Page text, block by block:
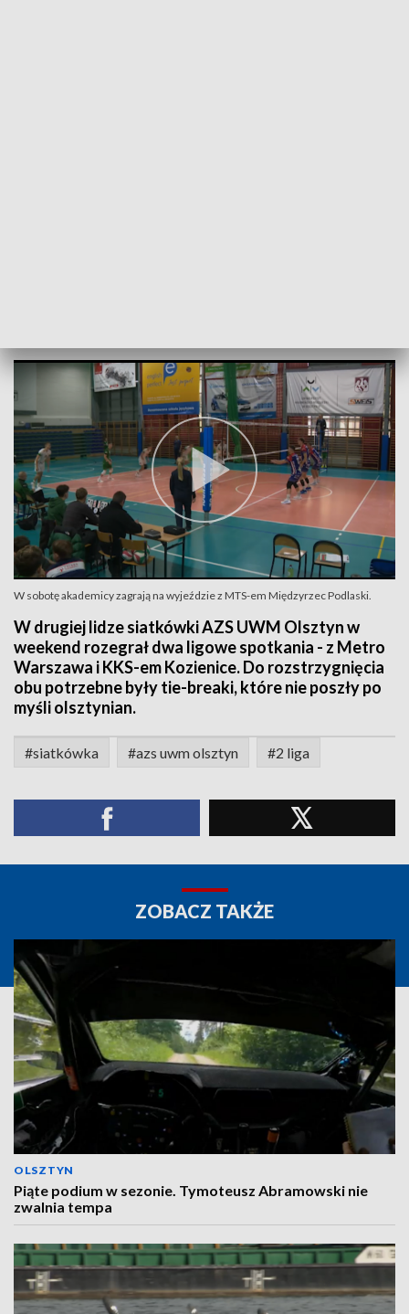
W sobotę akademicy zagrają na wyjeździe z MTS-em Międzyrzec Podlaski.
W drugiej lidze siatkówki AZS UWM Olsztyn w
weekend rozegrał dwa ligowe spotkania - z Metro
Warszawa i KKS-em Kozienice. Do rozstrzygnięcia
obu potrzebne były tie-breaki, które nie poszły po
myśli olsztynian.
#siatkówka #azs uwm olsztyn #2 liga
ZOBACZ TAKŻE
OLSZTYN
Piąte podium w sezonie. Tymoteusz Abramowski nie
zwalnia tempa